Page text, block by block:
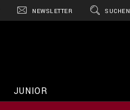
NEWSLETTER SUCHEN
JUNIOR